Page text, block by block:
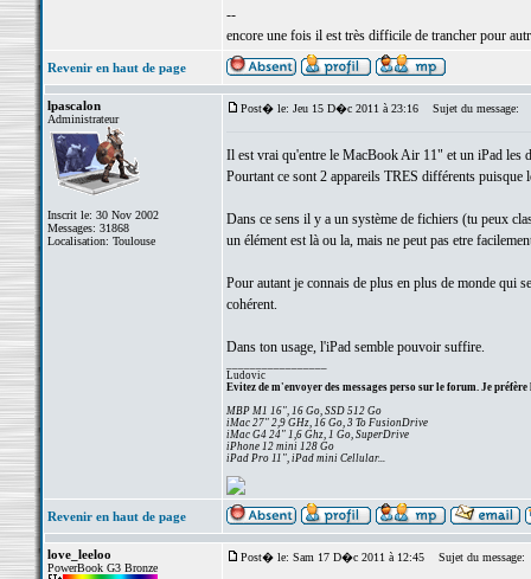
--
encore une fois il est très difficile de trancher pour
Revenir en haut de page
lpascalon
Administrateur
Inscrit le: 30 Nov 2002
Messages: 31868
Localisation: Toulouse
Post� le: Jeu 15 D�c 2011 à 23:16 Sujet du message:
Il est vrai qu'entre le MacBook Air 11" et un iPad les
Pourtant ce sont 2 appareils TRES différents puisque
Dans ce sens il y a un système de fichiers (tu peux
un élément est là ou la, mais ne peut pas etre
Pour autant je connais de plus en plus de monde qui
cohérent.
Dans ton usage, l'iPad semble pouvoir suffire.
Ludovic
Evitez de m'envoyer des messages perso sur le forum. Je préfère
MBP M1 16", 16 Go, SSD 512 Go
iMac 27" 2,9 GHz, 16 Go, 3 To FusionDrive
iMac G4 24" 1,6 Ghz, 1 Go, SuperDrive
iPhone 12 mini 128 Go
iPad Pro 11", iPad mini Cellular...
Revenir en haut de page
love_leeloo
PowerBook G3 Bronze
Post� le: Sam 17 D�c 2011 à 12:45 Sujet du message: